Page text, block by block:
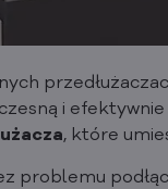
i
, które
problemu